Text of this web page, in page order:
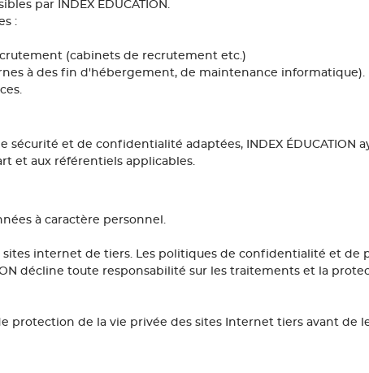
par INDEX ÉDUCATION.
:
(cabinets de recrutement etc.)
à des fin d'hébergement, de maintenance informatique).
et de confidentialité adaptées, INDEX
et aux référentiels applicables.
à caractère personnel.
internet de tiers. Les politiques de confidentialité et de
décline toute responsabilité sur les traitements et la
protection de la vie privée des sites Internet tiers avant de